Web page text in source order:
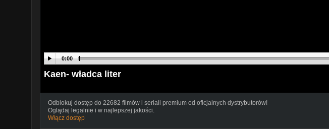
0:00
Kaen- władca liter
Odblokuj dostęp do 22682 filmów i seriali premium od oficjalnych dystrybutorów!
Oglądaj legalnie i w najlepszej jakości.
Włącz dostęp